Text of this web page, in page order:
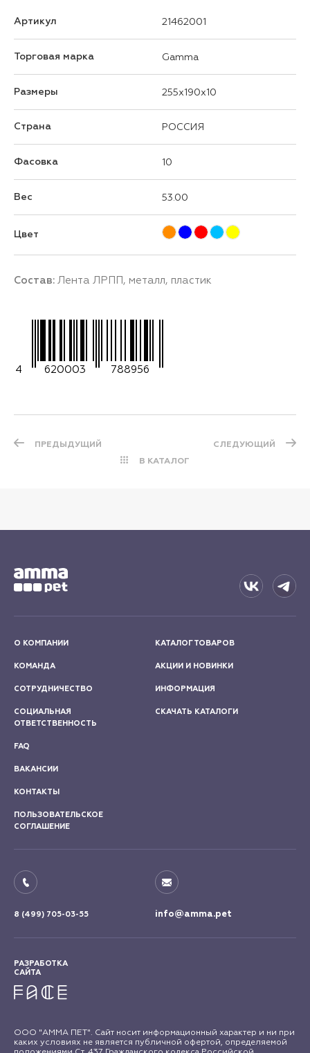
Артикул 21462001
Торговая марка Gamma
Размеры 255x190x10
Страна РОССИЯ
Фасовка 10
Вес 53.00
Цвет
Состав: Лента ЛРПП, металл, пластик
4 620003 788956
ПРЕДЫДУЩИЙ
В КАТАЛОГ
СЛЕДУЮЩИЙ
О КОМПАНИИ
КОМАНДА
СОТРУДНИЧЕСТВО
СОЦИАЛЬНАЯ
ОТВЕТСТВЕННОСТЬ
КАТАЛОГ ТОВАРОВ
АКЦИИ И НОВИНКИ
ИНФОРМАЦИЯ
СКАЧАТЬ КАТАЛОГИ
FAQ
ВАКАНСИИ
КОНТАКТЫ
ПОЛЬЗОВАТЕЛЬСКОЕ
СОГЛАШЕНИЕ
8 (499) 705-03-55 info@amma.pet
РАЗРАБОТКА
САЙТА
ООО "АММА ПЕТ". Сайт носит информационный характер и ни при
каких условиях не является публичной офертой, определяемой